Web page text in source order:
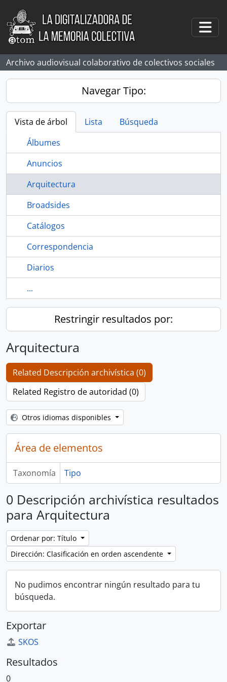
Skip to main content
Archivo audiovisual colaborativo de colectivos sociales
Navegar Tipo:
Vista de árbol Lista
Búsqueda
Álbumes
Anuncios
Arquitectura
Broadsides
Catálogos
Correspondencia
Diarios
...
Restringir resultados por:
Arquitectura
Related Descripción archivística (0)
Related Registro de autoridad (0)
Otros idiomas disponibles
Área de elementos
Taxonomía Tipo
0 Descripción archivística resultados
para Arquitectura
Ordenar por: Título
Dirección: Clasificación en orden ascendente
No pudimos encontrar ningún resultado para tu
búsqueda.
Exportar
SKOS
Resultados
0